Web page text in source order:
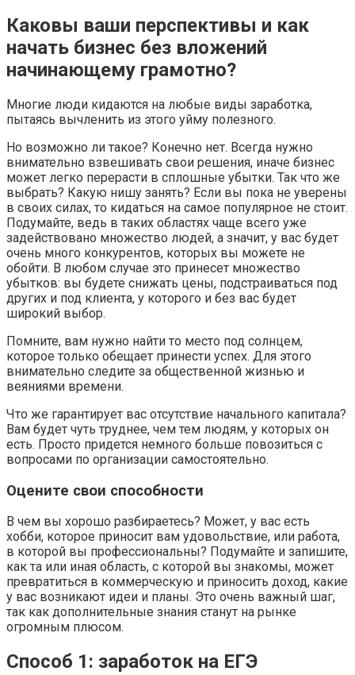
Каковы ваши перспективы и как
начать бизнес без вложений
начинающему грамотно?
Многие люди кидаются на любые виды заработка,
пытаясь вычленить из этого уйму полезного.
Но возможно ли такое? Конечно нет. Всегда нужно
внимательно взвешивать свои решения, иначе бизнес
может легко перерасти в сплошные убытки. Так что же
выбрать? Какую нишу занять? Если вы пока не уверены
в своих силах, то кидаться на самое популярное не стоит.
Подумайте, ведь в таких областях чаще всего уже
задействовано множество людей, а значит, у вас будет
очень много конкурентов, которых вы можете не
обойти. В любом случае это принесет множество
убытков: вы будете снижать цены, подстраиваться под
других и под клиента, у которого и без вас будет
широкий выбор.
Помните, вам нужно найти то место под солнцем,
которое только обещает принести успех. Для этого
внимательно следите за общественной жизнью и
веяниями времени.
Что же гарантирует вас отсутствие начального капитала?
Вам будет чуть труднее, чем тем людям, у которых он
есть. Просто придется немного больше повозиться с
вопросами по организации самостоятельно.
Оцените свои способности
В чем вы хорошо разбираетесь? Может, у вас есть
хобби, которое приносит вам удовольствие, или работа,
в которой вы профессиональны? Подумайте и запишите,
как та или иная область, с которой вы знакомы, может
превратиться в коммерческую и приносить доход, какие
у вас возникают идеи и планы. Это очень важный шаг,
так как дополнительные знания станут на рынке
огромным плюсом.
Способ 1: заработок на ЕГЭ